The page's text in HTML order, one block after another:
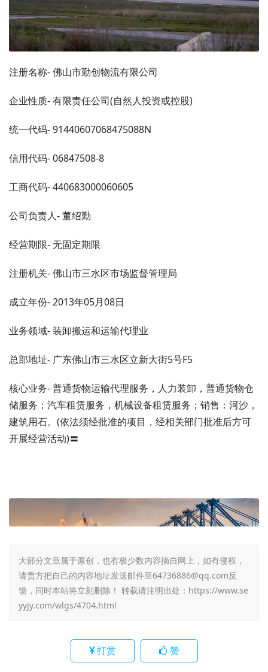
注册名称- 佛山市勤创物流有限公司
企业性质- 有限责任公司(自然人投资或控股)
统一代码- 91440607068475088N
信用代码- 06847508-8
工商代码- 440683000060605
公司负责人- 董绍勤
经营期限- 无固定期限
注册机关- 佛山市三水区市场监督管理局
成立年份- 2013年05月08日
业务领域- 装卸搬运和运输代理业
总部地址- 广东佛山市三水区立新大街5号F5
核心业务- 普通货物运输代理服务，人力装卸，普通货物仓
储服务；汽车租赁服务，机械设备租赁服务；销售：河沙，
建筑用石。(依法须经批准的项目，经相关部门批准后方可
开展经营活动)〓
大部分文章属于原创，也有极少数内容摘自网上，如有侵权，
请贵方把自己的内容地址发送邮件至64736886@qq.com反
馈，同时本站将立刻删除！ 转载请注明出处： https://www.se
yyjy.com/wlgs/4704.html
打赏 赞